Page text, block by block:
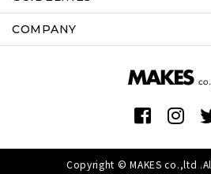
COMPANY
Copyright © MAKES co.,ltd